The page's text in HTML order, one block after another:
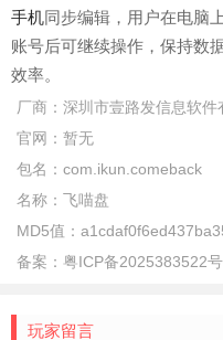
手机同步编辑，用户在电脑
账号后可继续操作，保持数
效率。
厂商： 深圳市壹路发信息软件
官网： 暂无
包名： com.ikun.comeback
名称： 飞喵盘
MD5值：
备案： 粤ICP备2025383522
玩家留言